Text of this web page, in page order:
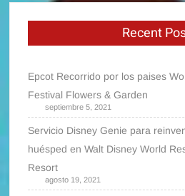
Recent
Epcot Recorrido por los paises
Festival Flowers & Garden
septiembre 5, 2021
Servicio Disney Genie para
huésped en Walt Disney World
Resort
agosto 19, 2021